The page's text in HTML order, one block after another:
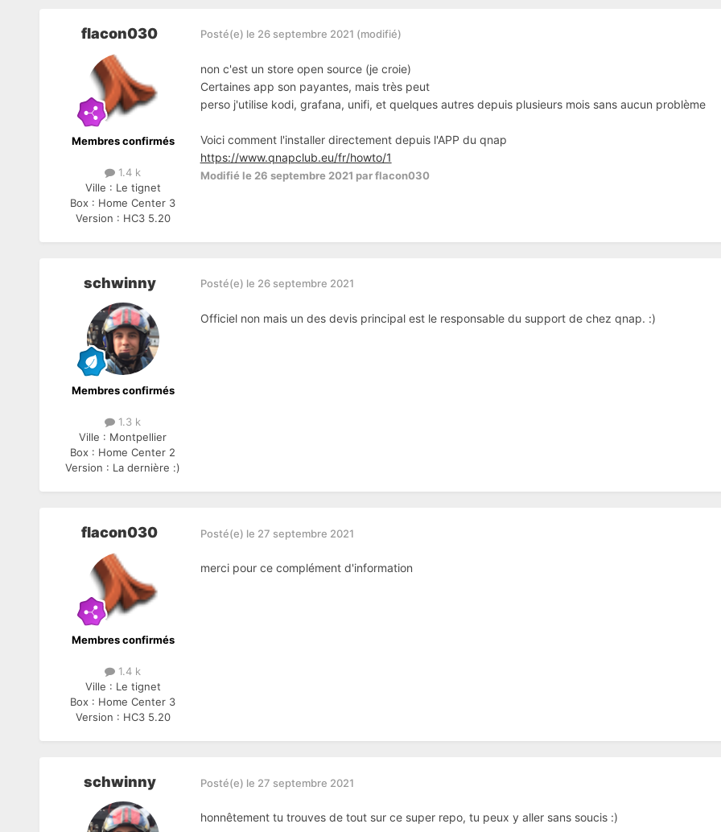
flacon030
Membres confirmés
1.4 k
Ville : Le tignet
Box : Home Center 3
Version : HC3 5.20
Posté(e) le 26 septembre 2021 (modifié)
non c'est un store open source (je croie)
Certaines app son payantes, mais très peut
perso j'utilise kodi, grafana, unifi, et quelques autres depuis plusieurs mois sans aucun problème
Voici comment l'installer directement depuis l'APP du qnap
https://www.qnapclub.eu/fr/howto/1
Modifié le 26 septembre 2021 par flacon030
schwinny
Membres confirmés
1.3 k
Ville : Montpellier
Box : Home Center 2
Version : La dernière :)
Posté(e) le 26 septembre 2021
Officiel non mais un des devis principal est le responsable du support de chez qnap. :)
flacon030
Membres confirmés
1.4 k
Ville : Le tignet
Box : Home Center 3
Version : HC3 5.20
Posté(e) le 27 septembre 2021
merci pour ce complément d'information
schwinny Posté(e) le 27 septembre 2021
honnêtement tu trouves de tout sur ce super repo, tu peux y aller sans soucis :)